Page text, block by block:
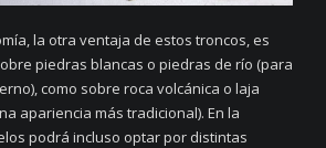
la otra ventaja de estos troncos, es
piedras blancas o piedras de río (para
como sobre roca volcánica o laja
apariencia más tradicional). En la
podrá incluso optar por distintas